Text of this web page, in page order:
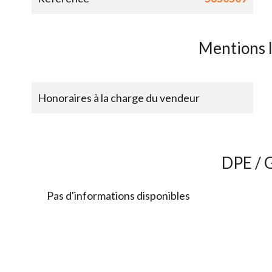
Mentions
Honoraires à la charge du vendeur
DPE /
Pas d'informations disponibles